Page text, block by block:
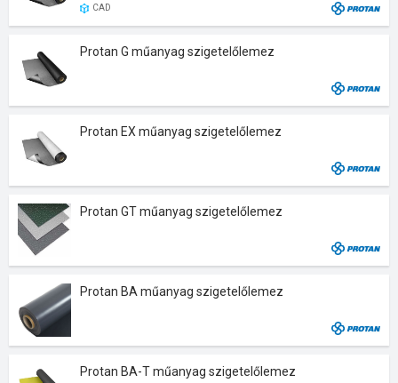
CAD
Protan G műanyag szigetelőlemez
Protan EX műanyag szigetelőlemez
Protan GT műanyag szigetelőlemez
Protan BA műanyag szigetelőlemez
Protan BA-T műanyag szigetelőlemez